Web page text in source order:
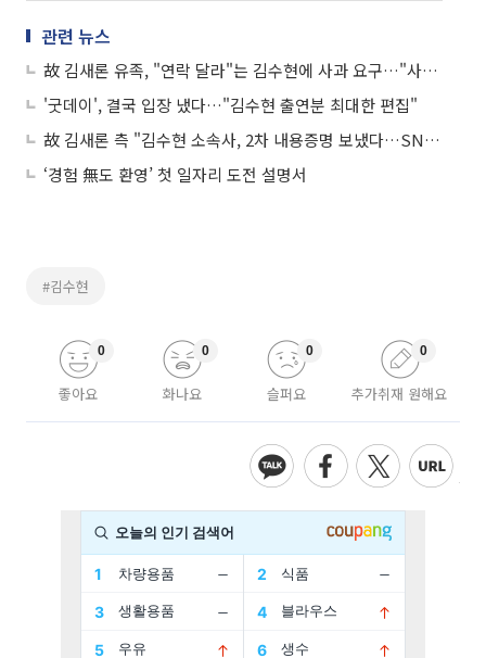
관련 뉴스
故 김새론 유족, "연락 달라"는 김수현에 사과 요구…"사귄 것 인정하고 사과하라"
'굿데이', 결국 입장 냈다…"김수현 출연분 최대한 편집"
故 김새론 측 "김수현 소속사, 2차 내용증명 보냈다…SNS 사진 게재까지 막아"
‘경험 無도 환영’ 첫 일자리 도전 설명서
#김수현
좋아요
0
화나요
0
슬퍼요
0
추가취재 원해요
0